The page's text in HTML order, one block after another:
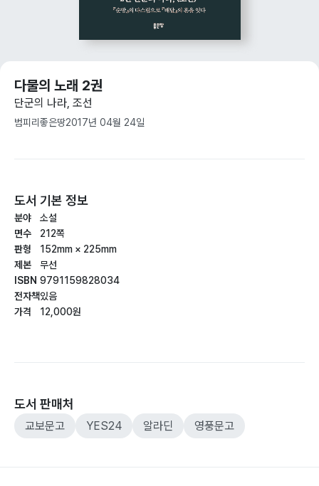
다물의 노래 2권
단군의 나라, 조선
범피리 좋은땅2017년 04월 24일
도서 기본 정보
분야
면수
판형
제본
ISBN
전자책
가격
소설
212쪽
152mm × 225mm
무선
9791159828034
있음
12,000원
도서 판매처
교보문고 YES24 알라딘 영풍문고